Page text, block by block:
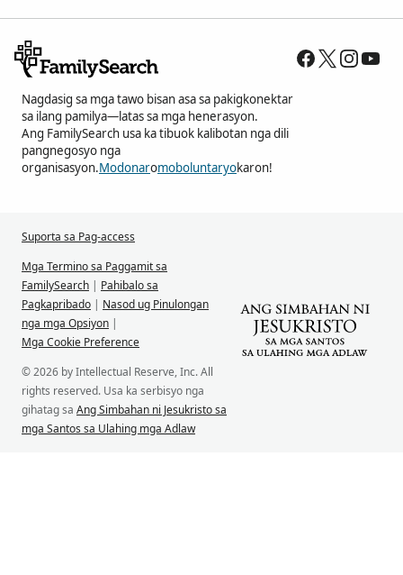
Nagdasig sa mga tawo bisan asa sa pakigkonektar
sa ilang pamilya—latas sa mga henerasyon.
Ang FamilySearch usa ka tibuok kalibotan nga dili
pangnegosyo nga
organisasyon.Modonaromoboluntaryokaron!
Suporta sa Pag-access
Mga Termino sa Paggamit sa
FamilySearch | Pahibalo sa
Pagkapribado | Nasod ug Pinulongan
nga mga Opsiyon |
Mga Cookie Preference
© 2026 by Intellectual Reserve, Inc. All
rights reserved. Usa ka serbisyo nga
gihatag sa Ang Simbahan ni Jesukristo sa
mga Santos sa Ulahing mga Adlaw